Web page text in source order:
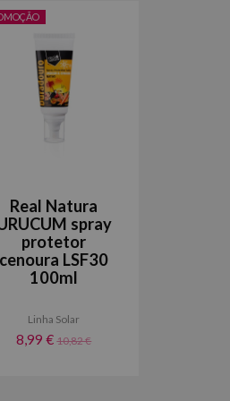
Real Natura
spray
protetor
cenoura LSF30
100ml
Linha Solar
8,99 €10,82 €